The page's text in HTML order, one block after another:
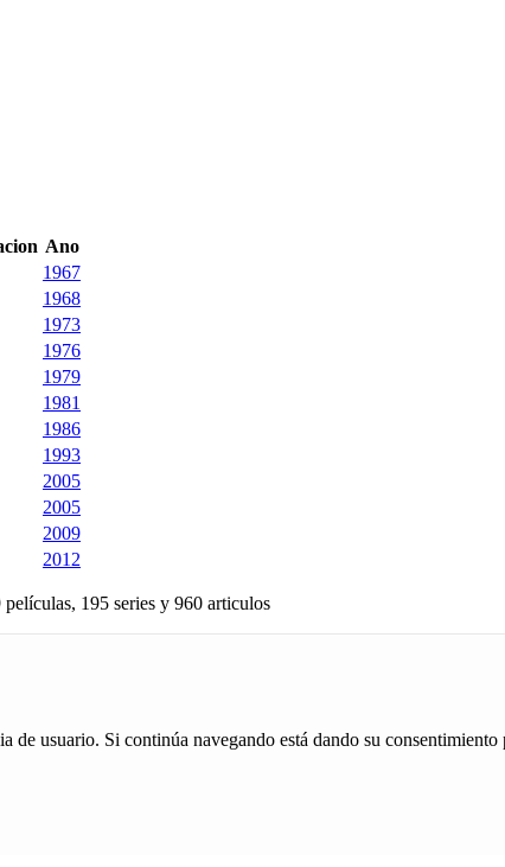
Ano
1967
1968
1973
1976
1979
1981
1986
1993
2005
2005
2009
2012
195 series y 960 articulos
usuario. Si continúa navegando está dando su